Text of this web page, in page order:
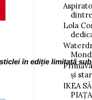
în ediție limitată
Lola
și
IKEA